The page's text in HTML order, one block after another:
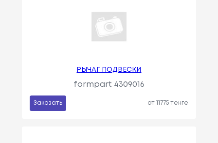
РЫЧАГ ПОДВЕСКИ
formpart 4309016
Заказать от 11775 тенге